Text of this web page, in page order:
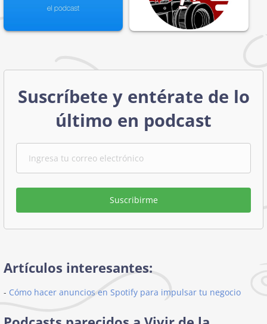
Suscríbete y entérate de lo
último en podcast
Suscribirme
Artículos interesantes:
- Cómo hacer anuncios en Spotify para impulsar tu negocio